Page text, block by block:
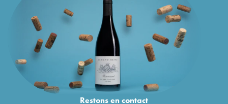
Restons encontact